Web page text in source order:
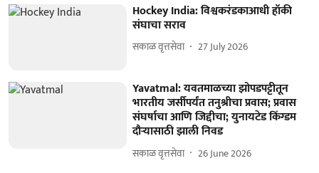
Hockey India: विश्वकरंडकाआधी हॉकी
संघाचा सराव
सकाळ वृत्तसेवा 27 July 2026
Yavatmal: यवतमाळच्या झोपडपट्टीतून
भारतीय जर्सीपर्यंत तनुश्रीचा प्रवास; प्रवास
संघर्षाचा आणि जिद्दीचा; युनायटेड किंग्डम
दौऱ्यासाठी झाली निवड
सकाळ वृत्तसेवा 26 June 2026